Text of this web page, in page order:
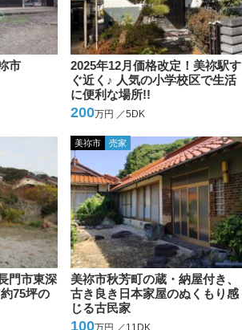
市
2025年12月価格改定！美祢駅す
ぐ近く♪ 人気の小学校区で生活
に便利な場所!!
200万円 ／5DK
門市東深
75坪の
美祢市秋芳町の蔵・納屋付き、
古き良き日本家屋のぬくもり感
じる古民家
美祢市 売家
100万円 ／11DK